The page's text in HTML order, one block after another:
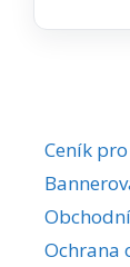
Ceník
Ochrana